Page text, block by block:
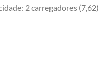
2 carregadores (7,62)